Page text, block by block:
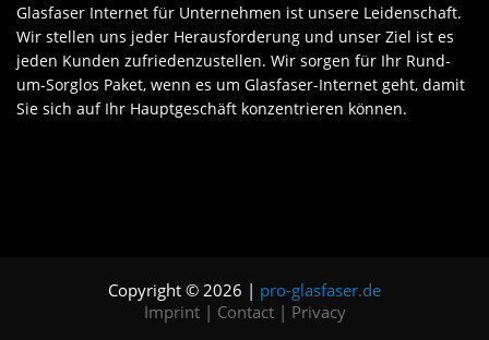
Glasfaser Internet für Unternehmen ist unsere Leidenschaft.
Wir stellen uns jeder Herausforderung und unser Ziel ist es
jeden Kunden zufriedenzustellen. Wir sorgen für Ihr Rund-
um-Sorglos Paket, wenn es um Glasfaser-Internet geht, damit
Sie sich auf Ihr Hauptgeschäft konzentrieren können.
Copyright © 2026 | pro-glasfaser.de
Imprint| Contact| Privacy